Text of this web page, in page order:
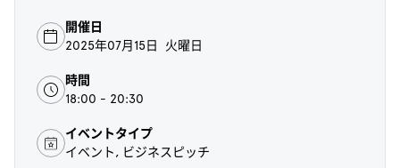
開催日
2025年07月15日 火曜日
時間
18:00 - 20:30
イベントタイプ
イベント, ビジネスピッチ